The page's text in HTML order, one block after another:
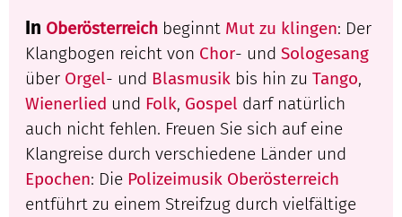
In Oberösterreich beginnt Mut zu klingen: Der
Klangbogen reicht von Chor- und Sologesang
über Orgel- und Blasmusik bis hin zu Tango,
Wienerlied und Folk, Gospel darf natürlich
auch nicht fehlen. Freuen Sie sich auf eine
Klangreise durch verschiedene Länder und
Epochen: Die Polizeimusik Oberösterreich
entführt zu einem Streifzug durch vielfältige